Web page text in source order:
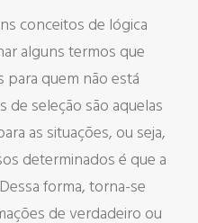
conceitos de lógica
alguns termos que
para quem não está
de seleção são aquelas
as situações, ou seja,
determinados é que a
forma, torna-se
de verdadeiro ou